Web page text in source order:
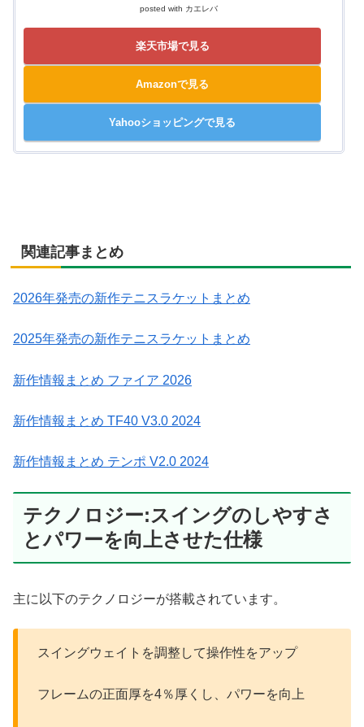
posted with カエレバ
楽天市場で見る
Amazonで見る
Yahooショッピングで見る
関連記事まとめ
2026年発売の新作テニスラケットまとめ
2025年発売の新作テニスラケットまとめ
新作情報まとめ ファイア 2026
新作情報まとめ TF40 V3.0 2024
新作情報まとめ テンポ V2.0 2024
テクノロジー:スイングのしやすさ
とパワーを向上させた仕様
主に以下のテクノロジーが搭載されています。
スイングウェイトを調整して操作性をアップ
フレームの正面厚を4％厚くし、パワーを向上